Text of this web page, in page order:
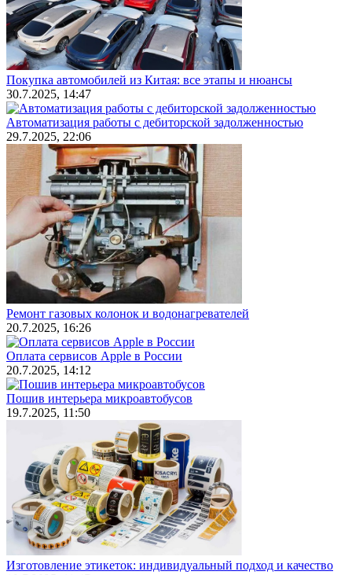
Покупка автомобилей из Китая: все этапы и нюансы
30.7.2025, 14:47
Автоматизация работы с дебиторской задолженностью
29.7.2025, 22:06
Ремонт газовых колонок и водонагревателей
20.7.2025, 16:26
Оплата сервисов Apple в России
20.7.2025, 14:12
Пошив интерьера микроавтобусов
19.7.2025, 11:50
Изготовление этикеток: индивидуальный подход и качество